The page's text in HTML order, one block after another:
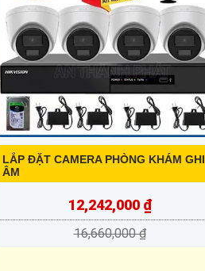
LẮP ĐẶT CAMERA PHÒNG KHÁM GHI
ÂM
12,242,000 ₫
16,660,000 ₫